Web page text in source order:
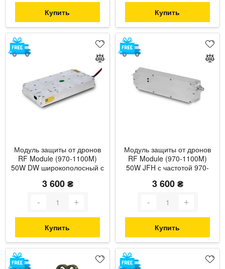
Купить Купить
Модуль защиты от дронов
RF Module (970-1100M)
50W DW широкополосный с
мощностью до 55 Вт с
3 600 ₴
Купить
Модуль защиты от дронов
RF Module (970-1100M)
50W JFH с частотой 970-
мощностью до 50 Вт
3 600 ₴
Купить